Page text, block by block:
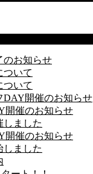
のお知らせ
ついて
ついて
DAY開催のお知らせ
開催のお知らせ
しました
開催のお知らせ
しました